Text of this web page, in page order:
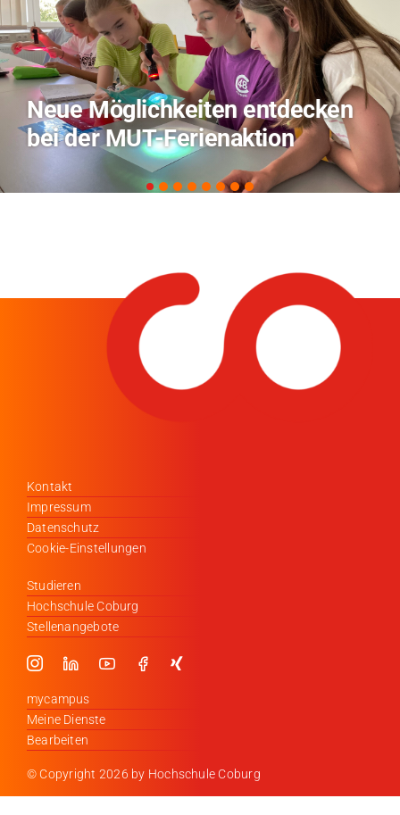
TVO berichtet über Forschung
zu KI in der Landwirtschaft
Kontakt
Impressum
Datenschutz
Cookie-Einstellungen
Studieren
Hochschule Coburg
Stellenangebote
mycampus
Meine Dienste
Bearbeiten
© Copyright 2026 by Hochschule Coburg